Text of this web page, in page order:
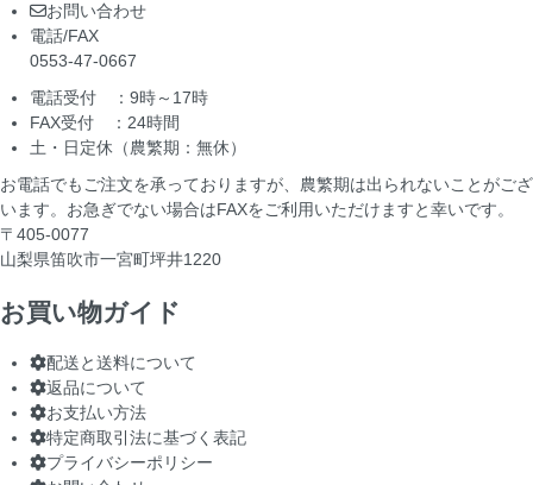
お問い合わせ
電話/FAX
0553-47-0667
電話受付 ：9時～17時
FAX受付 ：24時間
土・日定休（農繁期：無休）
お電話でもご注文を承っておりますが、農繁期は出られないことがござ
います。お急ぎでない場合はFAXをご利用いただけますと幸いです。
〒405-0077
山梨県笛吹市一宮町坪井1220
お買い物ガイド
配送と送料について
返品について
お支払い方法
特定商取引法に基づく表記
プライバシーポリシー